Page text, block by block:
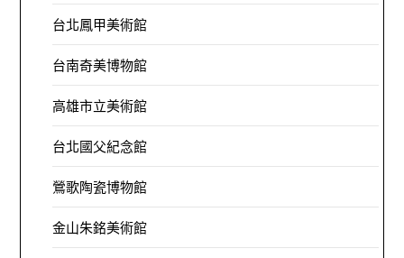
台北鳳甲美術館
台南奇美博物館
高雄市立美術館
台北國父紀念館
鶯歌陶瓷博物館
金山朱銘美術館